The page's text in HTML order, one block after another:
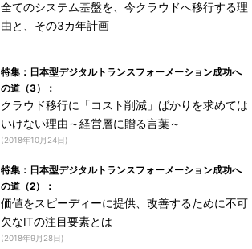
全てのシステム基盤を、今クラウドへ移行する理
由と、その3カ年計画
特集：日本型デジタルトランスフォーメーション成功へ
の道（3）：
クラウド移行に「コスト削減」ばかりを求めては
いけない理由～経営層に贈る言葉～
(2018年10月24日)
特集：日本型デジタルトランスフォーメーション成功へ
の道（2）：
価値をスピーディーに提供、改善するために不可
欠なITの注目要素とは
(2018年9月28日)